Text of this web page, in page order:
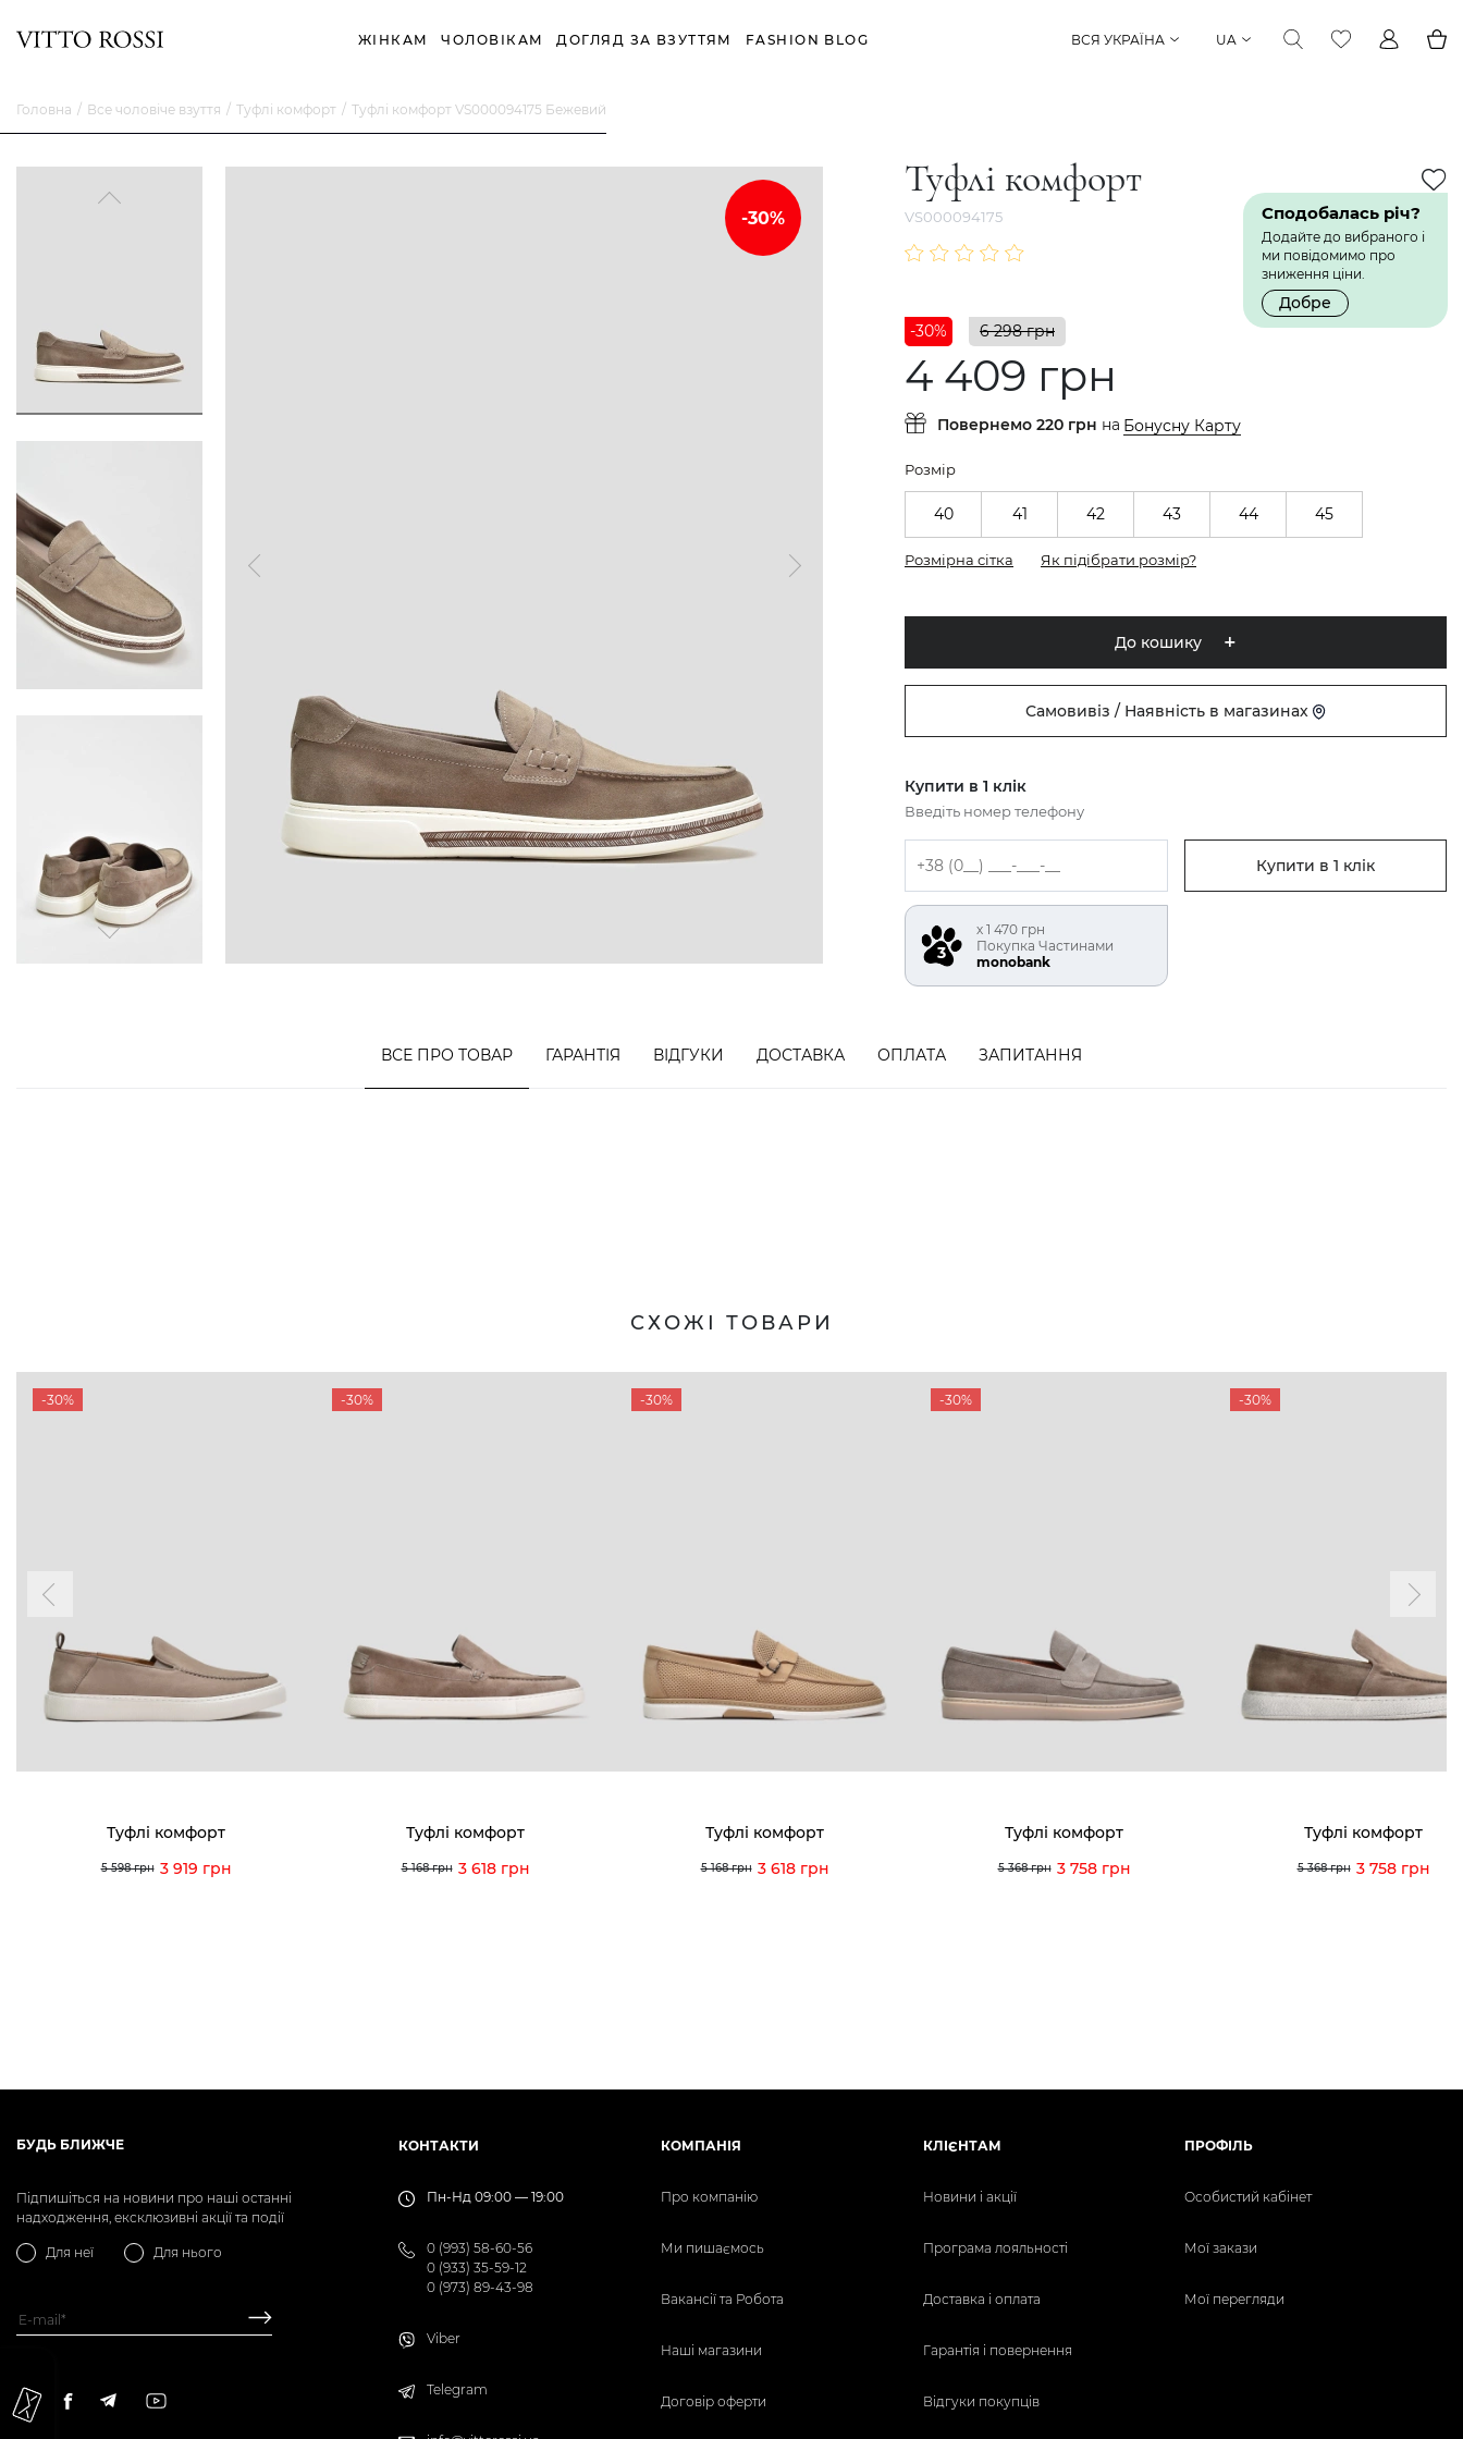
ЖІНКАМ ЧОЛОВІКАМ ДОГЛЯД ЗА ВЗУТТЯМ FASHION BLOG ВСЯ УКРАЇНА UA
Головна Все чоловіче взуття Туфлі комфорт Туфлі комфорт VS000094175 Бежевий
Туфлі комфорт
VS000094175 Сподобалась річ?
Додайте до вибраного і
ми повідомимо про
зниження ціни.
Добре
-30%
6 298 грн
4 409 грн
Повернемо 220 грн на Бонусну Карту
Розмір
40 41 42 43 44 45
Розмірна сітка Як підібрати розмір?
До кошику
Самовивіз / Наявність в магазинах
Купити в 1 клік
Введіть номер телефону
Купити в 1 клік
х 1 470 грн
Покупка Частинами
monobank
ВСЕ ПРО ТОВАР ГАРАНТІЯ ВІДГУКИ ДОСТАВКА ОПЛАТА ЗАПИТАННЯ
СХОЖІ ТОВАРИ
-30%
Туфлі комфорт
5 598 грн 3 919 грн
-30%
Туфлі комфорт
5 168 грн 3 618 грн
-30%
Туфлі комфорт
5 168 грн 3 618 грн
-30%
Туфлі комфорт
5 368 грн 3 758 грн
-30%
Туфлі комфорт
5 368 грн 3 758 грн
БУДЬ БЛИЖЧЕ
Підпишіться на новини про наші останні
надходження, ексклюзивні акції та події
Для неї Для нього
КОНТАКТИ
Пн-Нд 09:00 — 19:00
0 (993) 58-60-56
0 (933) 35-59-12
0 (973) 89-43-98
Viber
Telegram
КОМПАНІЯ
Про компанію
Ми пишаємось
Вакансії та Робота
Наші магазини
Договір оферти
КЛІЄНТАМ
Новини і акції
Програма лояльності
Доставка і оплата
Гарантія і повернення
Відгуки покупців
ПРОФІЛЬ
Особистий кабінет
Мої закази
Мої перегляди